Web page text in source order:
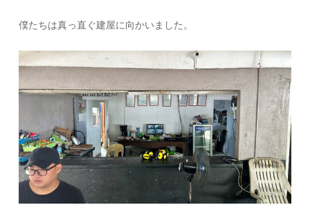
僕たちは真っ直ぐ建屋に向かいました。